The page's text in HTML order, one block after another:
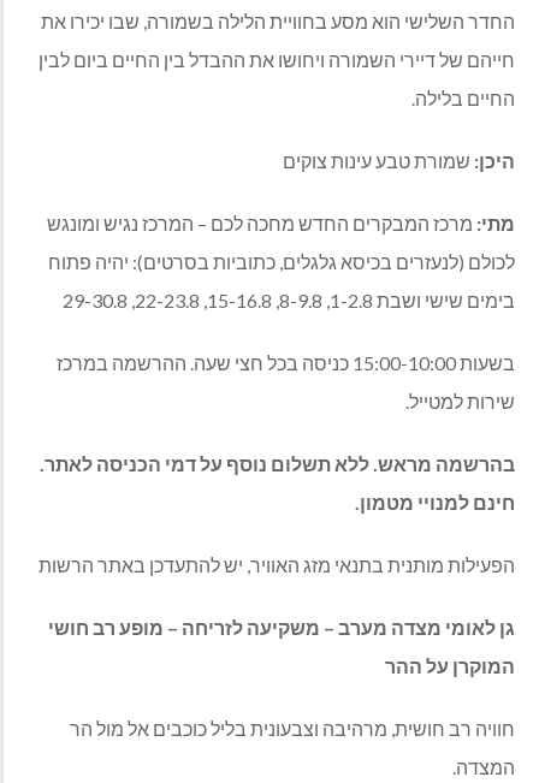
החדר השלישי הוא מסע בחוויית הלילה בשמורה, שבו יכירו את
חייהם של דיירי השמורה ויחושו את ההבדל בין החיים ביום לבין
החיים בלילה.
היכן: שמורת טבע עינות צוקים
מתי: מרכז המבקרים החדש מחכה לכם – המרכז נגיש ומונגש
לכולם (לנעזרים בכיסא גלגלים, כתוביות בסרטים): יהיה פתוח
בימים שישי ושבת 1-2.8, 8-9.8, 15-16.8, 22-23.8, 29-30.8
בשעות 15:00-10:00 כניסה בכל חצי שעה. ההרשמה במרכז
שירות למטייל.
בהרשמה מראש. ללא תשלום נוסף על דמי הכניסה לאתר.
חינם למנויי מטמון.
הפעילות מותנית בתנאי מזג האוויר, יש להתעדכן באתר הרשות
גן לאומי מצדה מערב – משקיעה לזריחה – מופע רב חושי
המוקרן על ההר
חוויה רב חושית, מרהיבה וצבעונית בליל כוכבים אל מול הר
המצדה.